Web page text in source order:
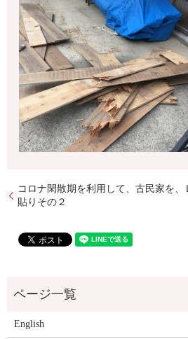
コロナ閑散期を利用して、古民家を
貼りその２
English